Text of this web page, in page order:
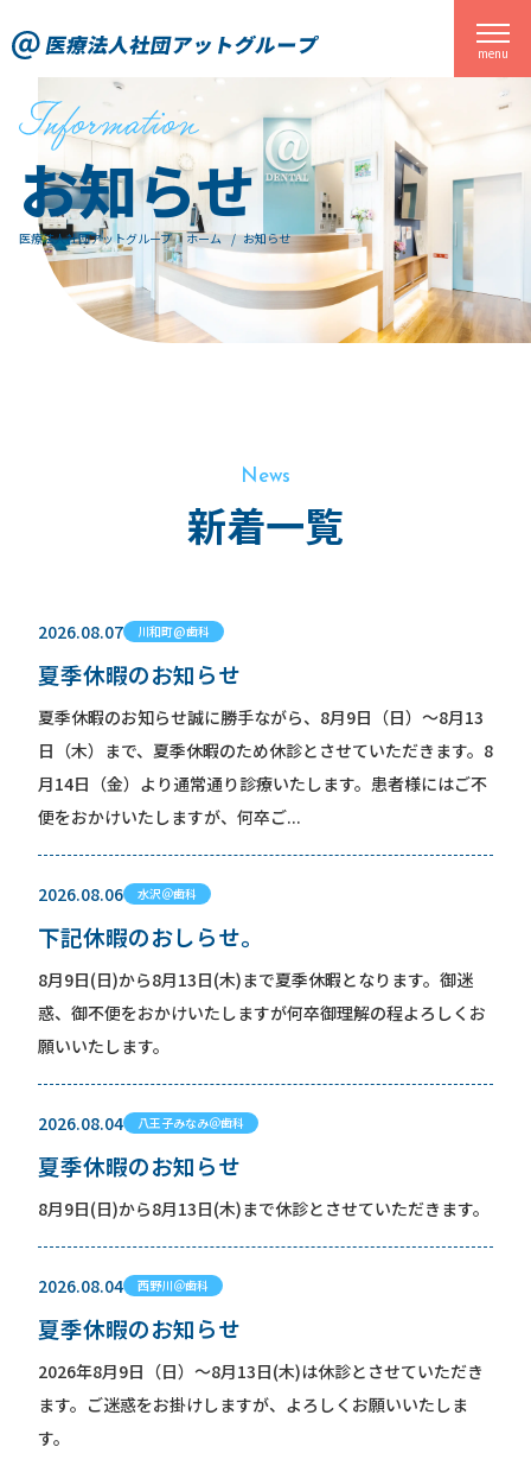
menu
お知らせ
医療法人社団アットグループ ホーム お知らせ
News
新着一覧
2026.08.07 川和町@歯科
夏季休暇のお知らせ
夏季休暇のお知らせ誠に勝手ながら、8月9日（日）～8月13
日（木）まで、夏季休暇のため休診とさせていただきます。8
月14日（金）より通常通り診療いたします。患者様にはご不
便をおかけいたしますが、何卒ご...
2026.08.06 水沢＠歯科
下記休暇のおしらせ。
8月9日(日)から8月13日(木)まで夏季休暇となります。御迷
惑、御不便をおかけいたしますが何卒御理解の程よろしくお
願いいたします。
2026.08.04 八王子みなみ＠歯科
夏季休暇のお知らせ
8月9日(日)から8月13日(木)まで休診とさせていただきます。
2026.08.04 西野川＠歯科
夏季休暇のお知らせ
2026年8月9日（日）〜8月13日(木)は休診とさせていただき
ます。ご迷惑をお掛けしますが、よろしくお願いいたしま
す。